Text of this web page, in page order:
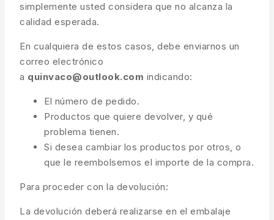
simplemente usted considera que no alcanza la
calidad esperada.
En cualquiera de estos casos, debe enviarnos un
correo electrónico
a quinvaco@outlook.com indicando:
El número de pedido.
Productos que quiere devolver, y qué
problema tienen.
Si desea cambiar los productos por otros, o
que le reembolsemos el importe de la compra.
Para proceder con la devolución:
La devolución deberá realizarse en el embalaje